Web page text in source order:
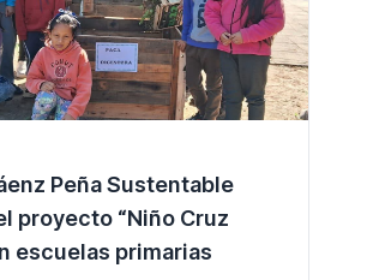
Peña Sustentable
proyecto “Niño Cruz
escuelas primarias